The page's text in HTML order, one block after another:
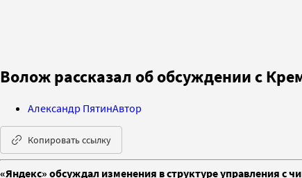
Волож рассказал об обсуждении с
Александр ПятинАвтор
Копировать ссылку
«Яндекс» обсуждал изменения в структуре управления c